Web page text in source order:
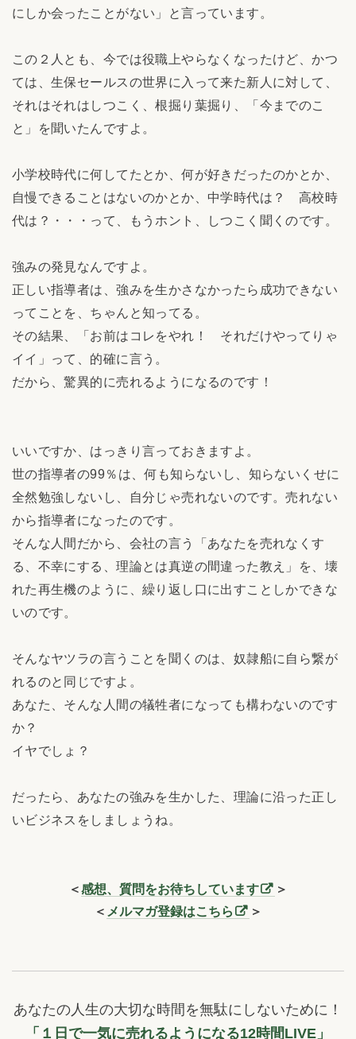
にしか会ったことがない」と言っています。
この２人とも、今では役職上やらなくなったけど、かつ
ては、生保セールスの世界に入って来た新人に対して、
それはそれはしつこく、根掘り葉掘り、「今までのこ
と」を聞いたんですよ。
小学校時代に何してたとか、何が好きだったのかとか、
自慢できることはないのかとか、中学時代は？ 高校時
代は？・・・って、もうホント、しつこく聞くのです。
強みの発見なんですよ。
正しい指導者は、強みを生かさなかったら成功できない
ってことを、ちゃんと知ってる。
その結果、「お前はコレをやれ！ それだけやってりゃ
イイ」って、的確に言う。
だから、驚異的に売れるようになるのです！
いいですか、はっきり言っておきますよ。
世の指導者の99％は、何も知らないし、知らないくせに
全然勉強しないし、自分じゃ売れないのです。売れない
から指導者になったのです。
そんな人間だから、会社の言う「あなたを売れなくす
る、不幸にする、理論とは真逆の間違った教え」を、壊
れた再生機のように、繰り返し口に出すことしかできな
いのです。
そんなヤツラの言うことを聞くのは、奴隷船に自ら繋が
れるのと同じですよ。
あなた、そんな人間の犠牲者になっても構わないのです
か？
イヤでしょ？
だったら、あなたの強みを生かした、理論に沿った正し
いビジネスをしましょうね。
＜感想、質問をお待ちしています
＞
＜ メルマガ登録はこちら ＞
あなたの人生の大切な時間を無駄にしないために！
「１日で一気に売れるようになる12時間LIVE」